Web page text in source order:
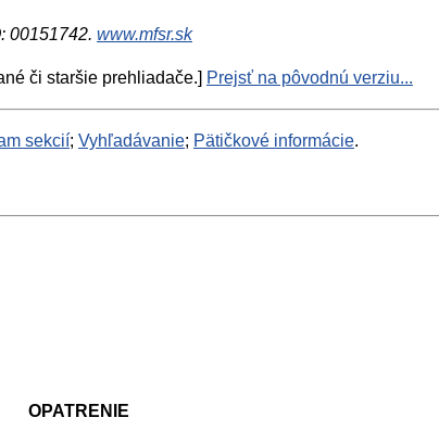
00151742. www.mfsr.sk
či staršie prehliadače.] Prejsť na pôvodnú verziu...
sekcií; Vyhľadávanie; Pätičkové informácie.
OPATRENIE